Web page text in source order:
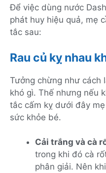
Để việc dùng nước
phát huy hiệu quả, mẹ
tắc sau:
Rau củ kỵ nhau
Tưởng chừng như cách
khó gì. Thế nhưng nếu
tắc cấm kỵ dưới đây
sức khỏe bé.
Cải trắng và cà
trong khi đó cà
phân giải. Nên